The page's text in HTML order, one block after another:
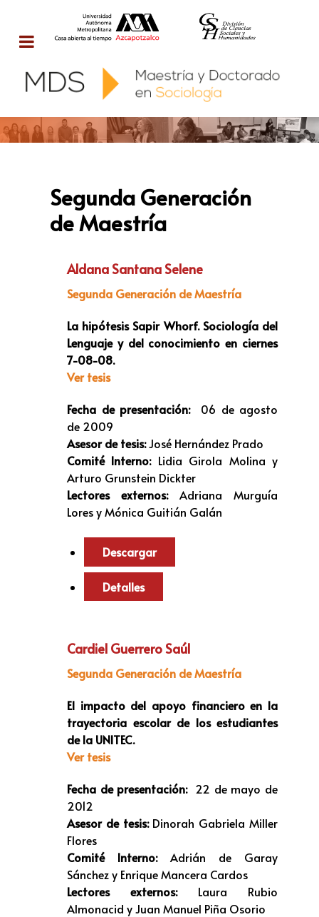
Segunda Generación
de Maestría
Aldana Santana Selene
Segunda Generación de Maestría
La hipótesis Sapir Whorf. Sociología del
Lenguaje y del conocimiento en ciernes
7-08-08.
Ver tesis
Fecha de presentación:
06 de agosto
de 2009
Asesor de tesis:José Hernández Prado
Comité Interno: Lidia Girola Molina y
Arturo Grunstein Dickter
Lectores externos:Adriana Murguía
Lores y Mónica Guitián Galán
Descargar
Detalles
Cardiel Guerrero Saúl
Segunda Generación de Maestría
El impacto del apoyo financiero en la
trayectoria escolar de los estudiantes
de la UNITEC.
Ver tesis
Fecha de presentación: 22 de mayo de
2012
Asesor de tesis: Dinorah Gabriela Miller
Flores
Comité Interno: Adrián de Garay
Sánchez y Enrique Mancera Cardos
Lectores externos:Laura Rubio
Almonacid y Juan Manuel Piña Osorio